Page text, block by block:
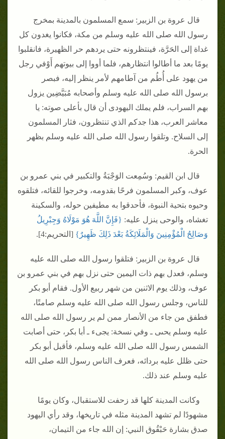
قال عروة بن الزبير‏:‏ سمع المسلمون بالمدينة بمخرج
رسول الله صلى الله عليه وسلم من مكة، فكانوا يغدون كل
غداة إلى الحَرَّة، فينتظرونه حتى يردهم حر الظهيرة، فانقلبوا
يومًا بعد ما أطالوا انتظارهم، فلما أووا إلى بيوتهم أَوْفي رجل
من يهود على أُطُم من آطامهم لأمر ينظر إليه، فبصر
برسول الله صلى الله عليه وسلم وأصحابه مُبَيَّضِين يزول
بهم السراب، فلم يملك اليهودى أن قال بأعلى صوته‏:‏ يا
معاشر العرب، هذا جدكم الذي تنتظرون، فثار المسلمون
إلى السلاح‏.‏ وتلقوا رسول الله صلى الله عليه وسلم بظهر
الحرة‏.‏
قال ابن القيم‏:‏ وسُمِعت الوَجْبَةُ والتكبير في بني عمرو بن
عوف، وكبر المسلمون فرحًا بقدومه، وخرجوا للقائه، فتلقوه
وحيوه بتحية النبوة، فأحدقوا به مطيفين حوله، والسكينة
تغشاه، والوحى ينزل عليه‏:‏ ‏ {‏فَإِنَّ اللَّهَ هُوَ مَوْلَاهُ وَجِبْرِيلُ
وَصَالِحُ الْمُؤْمِنِينَ وَالْمَلَائِكَةُ بَعْدَ ذَلِكَ ظَهِيرٌ‏} ‏ ‏[‏التحريم‏:‏4‏]‏‏.‏
قال عروة بن الزبير‏:‏ فتلقوا رسول الله صلى الله عليه
وسلم، فعدل بهم ذات اليمين حتى نزل بهم في بني عمرو بن
عوف، وذلك يوم الاثنين من شهر ربيع الأول‏.‏ فقام أبو بكر
للناس، وجلس رسول الله صلى الله عليه وسلم صامتًا،
فطفق من جاء من الأنصار ممن لم ير رسول الله صلى الله
عليه وسلم يحىى ـ وفي نسخة‏:‏ يجىء ـ أبا بكر، حتى أصابت
الشمس رسول الله صلى الله عليه وسلم، فأقبل أبو بكر
حتى ظلل عليه بردائه، فعرف الناس رسول الله صلى الله
عليه وسلم عند ذلك‏.‏
وكانت المدينة كلها قد زحفت للاستقبال، وكان يومًا
مشهودًا لم تشهد المدينة مثله في تاريخها، وقد رأي اليهود
صدق بشارة حَبْقُوق النبي‏:‏ إن الله جاء من التيمان،